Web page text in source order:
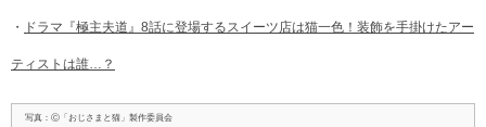
・ ドラマ『極主夫道』8話に登場するスイーツ店は猫一色！装飾を手掛けたアー
ティストは誰…？
写真：Ⓒ「おじさまと猫」製作委員会